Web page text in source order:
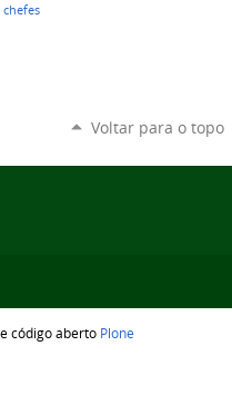
chefes
Voltar para o topo
código aberto Plone